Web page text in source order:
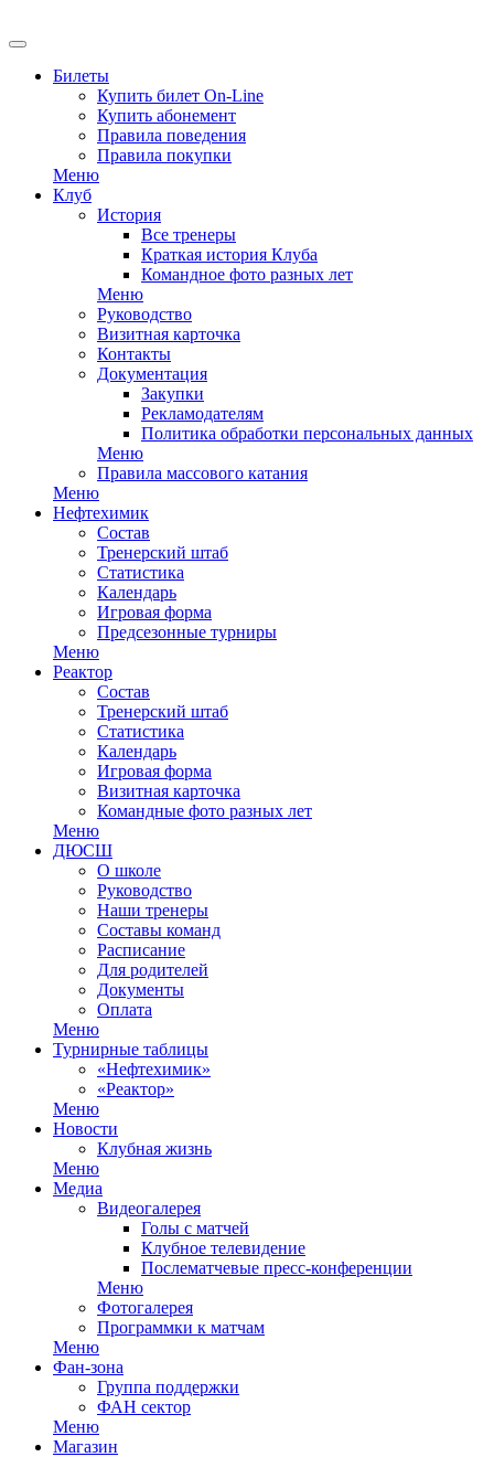
Билеты
Купить билет On-Line
Купить абонемент
Правила поведения
Правила покупки
Меню
Клуб
История
Все тренеры
Краткая история Клуба
Командное фото разных лет
Меню
Руководство
Визитная карточка
Контакты
Документация
Закупки
Рекламодателям
Политика обработки персональных данных
Меню
Правила массового катания
Меню
Нефтехимик
Состав
Тренерский штаб
Статистика
Календарь
Игровая форма
Предсезонные турниры
Меню
Реактор
Состав
Тренерский штаб
Статистика
Календарь
Игровая форма
Визитная карточка
Командные фото разных лет
Меню
ДЮСШ
О школе
Руководство
Наши тренеры
Составы команд
Расписание
Для родителей
Документы
Оплата
Меню
Турнирные таблицы
«Нефтехимик»
«Реактор»
Меню
Новости
Клубная жизнь
Меню
Медиа
Видеогалерея
Голы с матчей
Клубное телевидение
Послематчевые пресс-конференции
Меню
Фотогалерея
Программки к матчам
Меню
Фан-зона
Группа поддержки
ФАН сектор
Меню
Магазин